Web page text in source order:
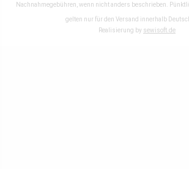
Nachnahmegebühren, wenn nicht anders beschrieben.
gelten nur für den Versand innerhalb
Realisierung by sewisoft.de